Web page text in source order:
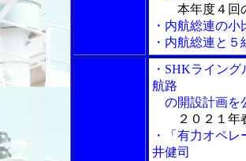
本年度４回
・内航総連の
・内航総連と
・SHKライン
航路
の開設計画を
２０２１
・「有力オペ
井健司